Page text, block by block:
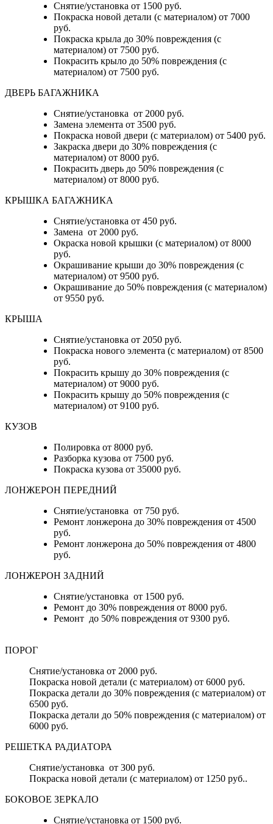
Снятие/установка от 1500 руб.
Покраска новой детали (с материалом) от 7000
руб.
Покраска крыла до 30% повреждения (с
материалом) от 7500 руб.
Покрасить крыло до 50% повреждения (с
материалом) от 7500 руб.
ДВЕРЬ БАГАЖНИКА
Снятие/установка от 2000 руб.
Замена элемента от 3500 руб.
Покраска новой двери (с материалом) от 5400 руб.
Закраска двери до 30% повреждения (с
материалом) от 8000 руб.
Покрасить дверь до 50% повреждения (с
материалом) от 8000 руб.
КРЫШКА БАГАЖНИКА
Снятие/установка от 450 руб.
Замена от 2000 руб.
Окраска новой крышки (с материалом) от 8000
руб.
Окрашивание крыши до 30% повреждения (с
материалом) от 9500 руб.
Окрашивание до 50% повреждения (с материалом)
от 9550 руб.
КРЫША
Снятие/установка от 2050 руб.
Покраска нового элемента (с материалом) от 8500
руб.
Покрасить крышу до 30% повреждения (с
материалом) от 9000 руб.
Покрасить крышу до 50% повреждения (с
материалом) от 9100 руб.
КУЗОВ
Полировка от 8000 руб.
Разборка кузова от 7500 руб.
Покраска кузова от 35000 руб.
ЛОНЖЕРОН ПЕРЕДНИЙ
Снятие/установка от 750 руб.
Ремонт лонжерона до 30% повреждения от 4500
руб.
Ремонт лонжерона до 50% повреждения от 4800
руб.
ЛОНЖЕРОН ЗАДНИЙ
Снятие/установка от 1500 руб.
Ремонт до 30% повреждения от 8000 руб.
Ремонт до 50% повреждения от 9300 руб.
ПОРОГ
Снятие/установка от 2000 руб.
Покраска новой детали (с материалом) от 6000 руб.
Покраска детали до 30% повреждения (с материалом) от
6500 руб.
Покраска детали до 50% повреждения (с материалом) от
6000 руб.
РЕШЕТКА РАДИАТОРА
Снятие/установка от 300 руб.
Покраска новой детали (с материалом) от 1250 руб..
БОКОВОЕ ЗЕРКАЛО
Снятие/установка от 1500 руб.